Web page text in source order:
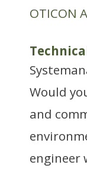
OTICON
Would
and
engineer